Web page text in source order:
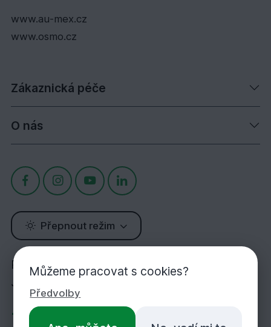
www.au-mex.cz
www.osmo.cz
Zákaznická péče
O nás
Přepnout režim
Potřebujete poradit?
Jsme tu pro Vás!
+420 283 933 452
Můžeme pracovat s cookies?
Předvolby